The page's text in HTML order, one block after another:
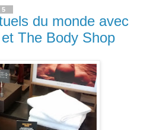
du monde avec
The Body Shop